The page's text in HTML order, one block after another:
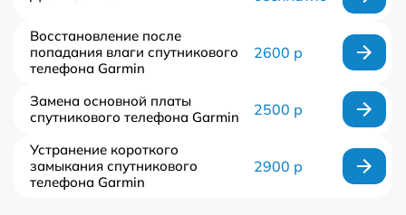
Восстановление после
попадания влаги спутникового
телефона Garmin
2600 р
Замена основной платы
спутникового телефона Garmin
2500 р
Устранение короткого
замыкания спутникового
телефона Garmin
2900 р